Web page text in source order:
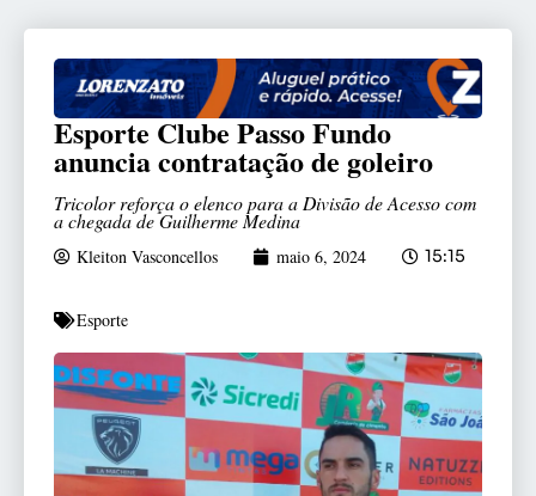
Esporte Clube Passo Fundo
anuncia contratação de goleiro
Tricolor reforça o elenco para a Divisão de Acesso com
a chegada de Guilherme Medina
Kleiton Vasconcellos maio 6, 2024 15:15
Esporte